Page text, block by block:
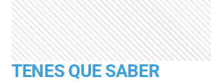
TENES QUE SABER